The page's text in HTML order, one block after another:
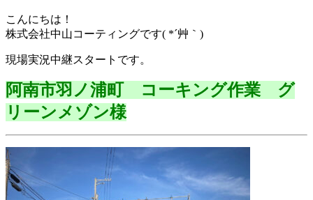
こんにちは！
株式会社中山コーティングです( *´艸｀)
現場実況中継スタートです。
阿南市羽ノ浦町 コーキング作業 グ
リーンメゾン様